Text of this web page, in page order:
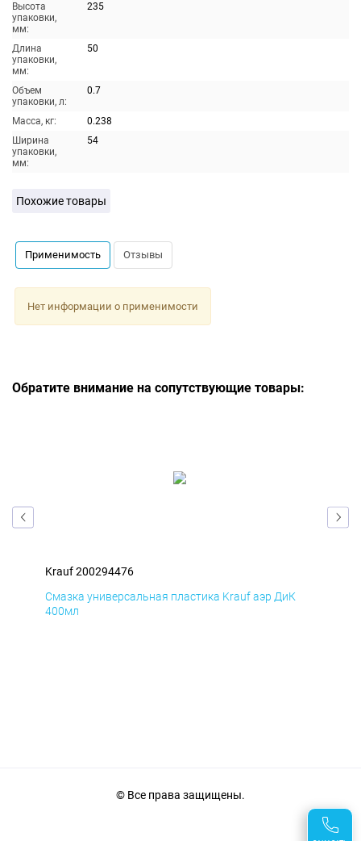
Высота
упаковки,
мм:
235
Длина
упаковки,
мм:
50
Объем
упаковки, л:
0.7
Масса, кг:
0.238
Ширина
упаковки,
мм:
54
Похожие товары
Применимость Отзывы
Нет информации о применимости
Обратите внимание на сопутствующие товары:
Krauf 200294476
Смазка универсальная пластика Krauf аэр ДиК
400мл
© Все права защищены.